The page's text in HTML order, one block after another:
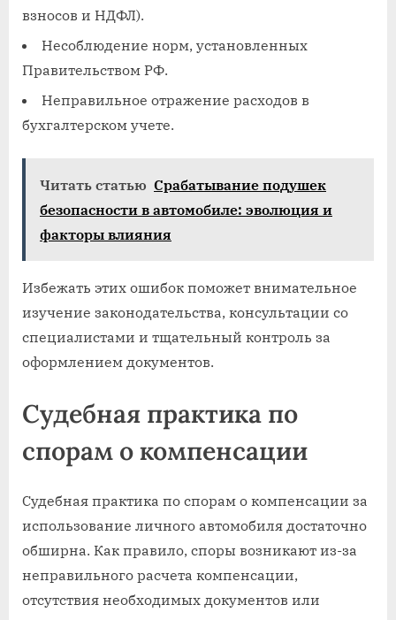
взносов и НДФЛ).
Несоблюдение норм, установленных
Правительством РФ.
Неправильное отражение расходов в
бухгалтерском учете.
Читать статью Срабатывание подушек
безопасности в автомобиле: эволюция и
факторы влияния
Избежать этих ошибок поможет внимательное
изучение законодательства, консультации со
специалистами и тщательный контроль за
оформлением документов.
Судебная практика по
спорам о компенсации
Судебная практика по спорам о компенсации за
использование личного автомобиля достаточно
обширна. Как правило, споры возникают из-за
неправильного расчета компенсации,
отсутствия необходимых документов или